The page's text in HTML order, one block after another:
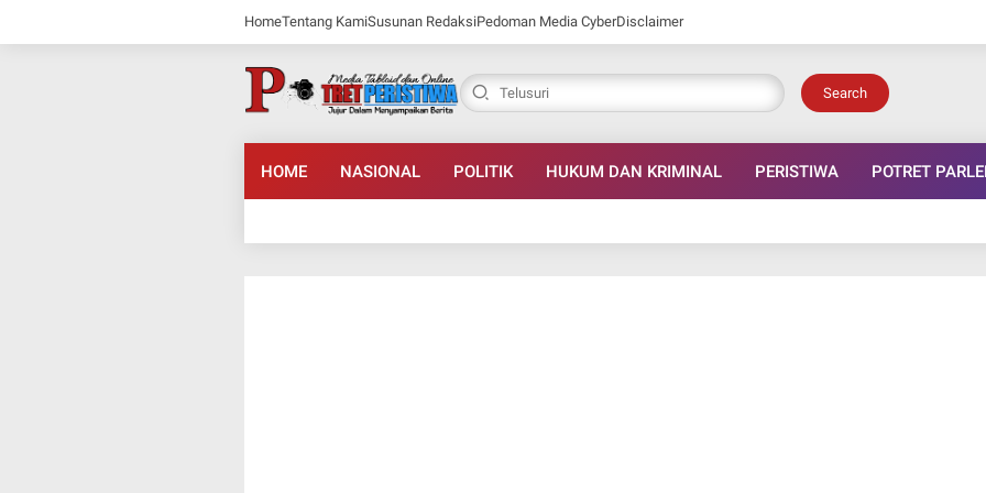
HomeTentang KamiSusunan RedaksiPedoman Media CyberDisclaimer
Search
HOME NASIONAL POLITIK HUKUM DAN KRIMINAL PERISTIWA POTRET